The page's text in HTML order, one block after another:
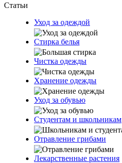
Статьи
Уход за одеждой
Стирка белья
Чистка одежды
Хранение одежды
Уход за обувью
Студентам и школьникам
Отравление грибами
Лекарственные растения